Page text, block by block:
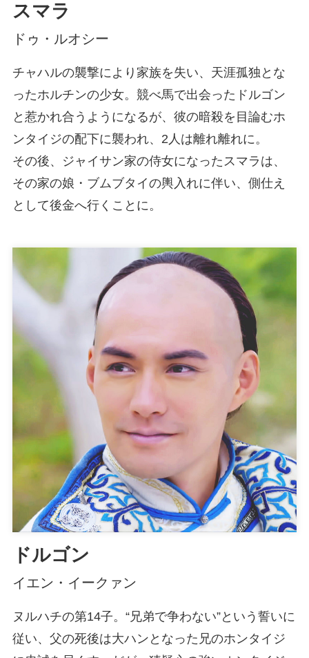
スマラ
ドゥ・ルオシー
チャハルの襲撃により家族を失い、天涯孤独とな
ったホルチンの少女。競べ馬で出会ったドルゴン
と惹かれ合うようになるが、彼の暗殺を目論むホ
ンタイジの配下に襲われ、2人は離れ離れに。
その後、ジャイサン家の侍女になったスマラは、
その家の娘・ブムブタイの輿入れに伴い、側仕え
として後金へ行くことに。
ドルゴン
イエン・イークァン
ヌルハチの第14子。“兄弟で争わない”という誓いに
従い、父の死後は大ハンとなった兄のホンタイジ